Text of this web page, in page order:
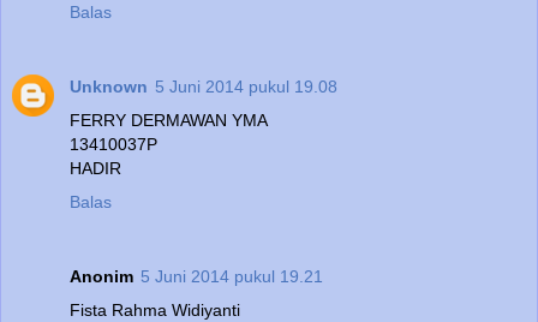
Balas
Unknown 5 Juni 2014 pukul 19.08
FERRY DERMAWAN YMA
13410037P
HADIR
Balas
Anonim 5 Juni 2014 pukul 19.21
Fista Rahma Widiyanti